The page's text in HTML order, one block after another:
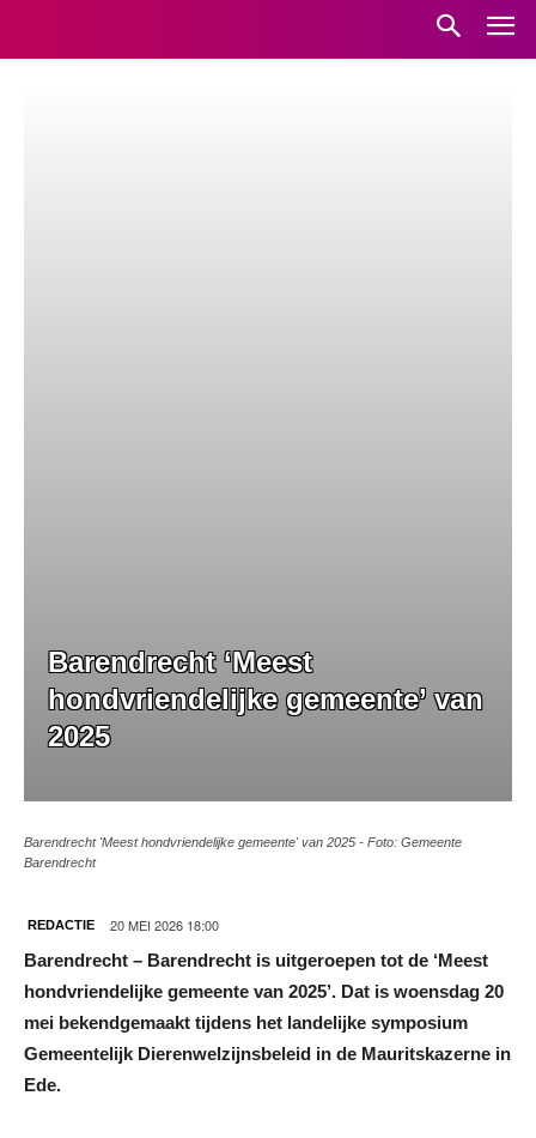
Barendrecht ‘Meest
hondvriendelijke gemeente’ van
2025
Barendrecht 'Meest hondvriendelijke gemeente' van 2025 - Foto: Gemeente
Barendrecht
REDACTIE 20 MEI 2026 18:00
Barendrecht – Barendrecht is uitgeroepen tot de ‘Meest
hondvriendelijke gemeente van 2025’. Dat is woensdag 20
mei bekendgemaakt tijdens het landelijke symposium
Gemeentelijk Dierenwelzijnsbeleid in de Mauritskazerne in
Ede.